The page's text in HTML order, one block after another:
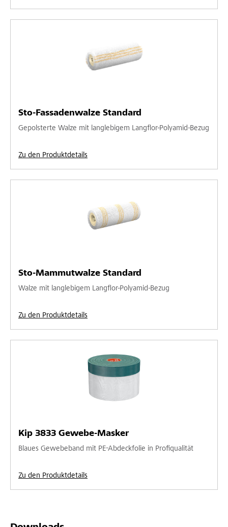
Sto-Fassadenwalze Standard
Gepolsterte Walze mit langlebigem Langflor-Polyamid-Bezug
Zu den Produktdetails
Sto-Mammutwalze Standard
Walze mit langlebigem Langflor-Polyamid-Bezug
Zu den Produktdetails
Kip 3833 Gewebe-Masker
Blaues Gewebeband mit PE-Abdeckfolie in Profiqualität
Zu den Produktdetails